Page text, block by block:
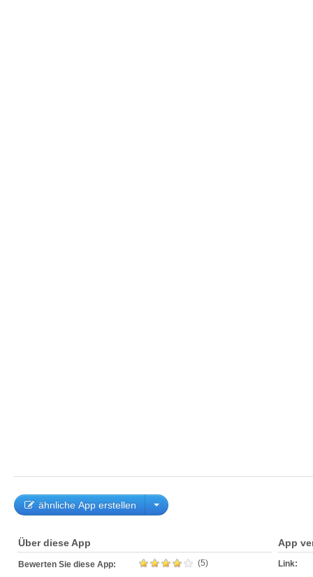
ähnliche App erstellen
Über diese App
Bewerten Sie diese App: (5)
App
Link: